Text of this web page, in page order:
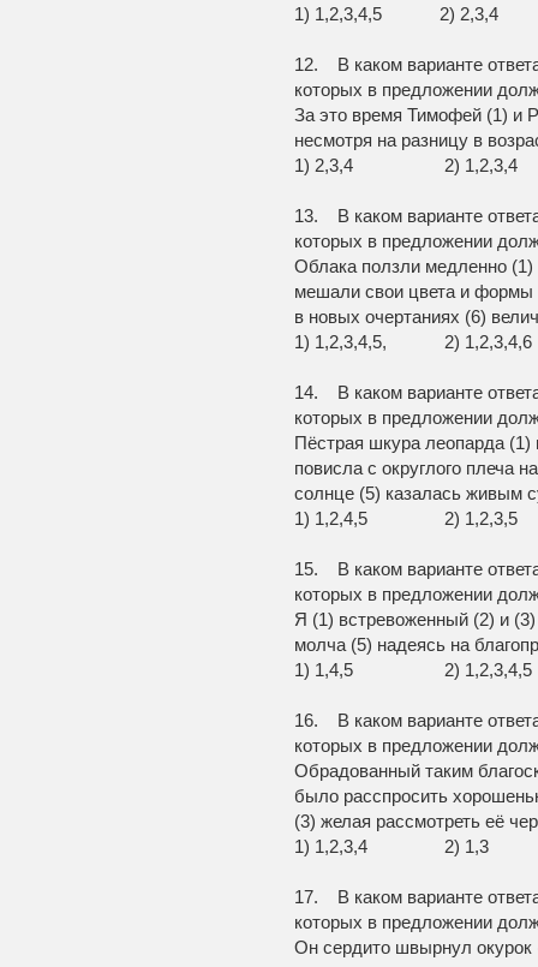
1) 1,2,3,4,5 2)
12. В каком варианте
которых в предложении
За это время Тимофей (1) и
несмотря на разницу в
1) 2,3,4 2)
13. В каком варианте
которых в предложении
Облака ползли медленно (1)
мешали свои цвета и формы
в новых очертаниях (6)
1) 1,2,3,4,5, 2)
14. В каком варианте
которых в предложении
Пёстрая шкура леопарда (1)
повисла с округлого плеча
солнце (5) казалась живым
1) 1,2,4,5 2)
15. В каком варианте
которых в предложении
Я (1) встревоженный (2) и
молча (5) надеясь на
1) 1,4,5 2)
16. В каком варианте
которых в предложении
Обрадованный таким
было расспросить
(3) желая рассмотреть её
1) 1,2,3,4 2)
17. В каком варианте
которых в предложении
Он сердито швырнул